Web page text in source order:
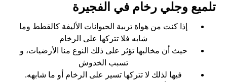
تلميع وجلي رخام في الفجيرة
إذا كنت من هواة تربية الحيوانات الأليفة كالقطط وما
شابه فلا تتركها على الرخام
حيث أن مخالبها تؤثر على ذلك النوع منا الأرضيات، و
تسبب الخدوش
فيها لذلك لا تتركها تسير على الرخام أو ما شابهه.